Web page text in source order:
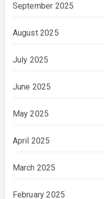
September 2025
August 2025
July 2025
June 2025
May 2025
April 2025
March 2025
February 2025